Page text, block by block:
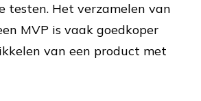
testen. Het verzamelen van
MVP is vaak goedkoper
van een product met